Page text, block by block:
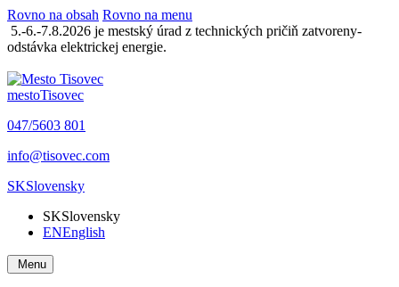
Rovno na obsah Rovno na menu
5.-6.-7.8.2026 je mestský úrad z technických pričiň zatvoreny-
odstávka elektrickej energie.
mestoTisovec
047/5603 801
info@tisovec.com
SKSlovensky
SKSlovensky
ENEnglish
Menu